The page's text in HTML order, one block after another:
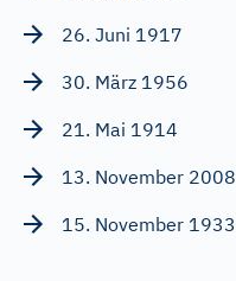
26. Juni 1917
30. März 1956
21. Mai 1914
13. November 2008
15. November 1933